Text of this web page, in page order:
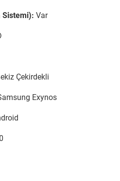
Sistemi): Var
Çekirdekli
Exynos